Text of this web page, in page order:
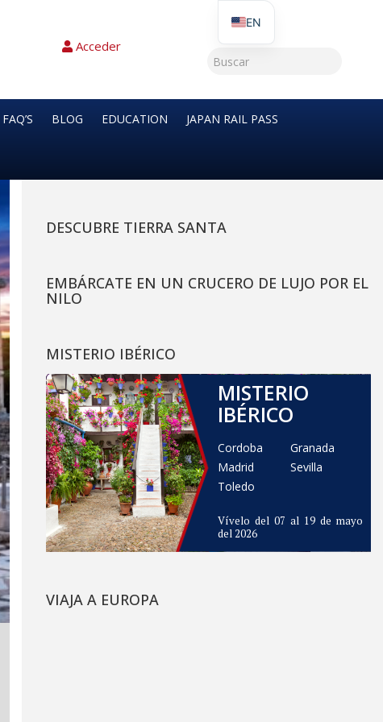
Acceder
FAQ’S BLOG EDUCATION JAPAN RAIL PASS
DESCUBRE TIERRA SANTA
EMBÁRCATE EN UN CRUCERO DE LUJO POR EL
NILO
MISTERIO IBÉRICO
MISTERIO
IBÉRICO
Cordoba
Granada
Madrid
Sevilla
Toledo
Vívelo del 07 al 19 de mayo
del 2026
VIAJA A EUROPA
EN